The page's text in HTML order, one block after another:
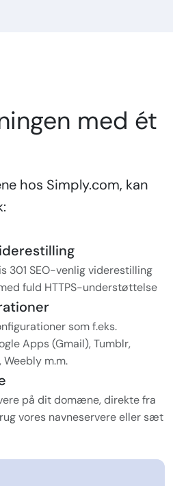
med ét
hos Simply.com, kan
301 SEO-venlig viderestilling
fuld HTTPS-understøttelse
som f.eks.
Apps (Gmail), Tumblr,
Weebly m.m.
på dit domæne, direkte fra
vores navneservere eller sæt